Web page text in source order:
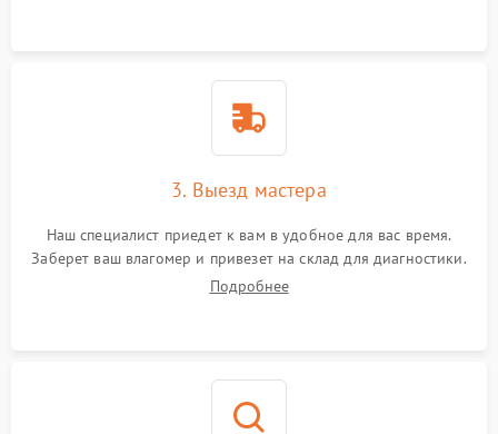
3. Выезд мастера
Наш специалист приедет к вам в удобное для вас время.
Заберет ваш влагомер и привезет на склад для диагностики.
Подробнее